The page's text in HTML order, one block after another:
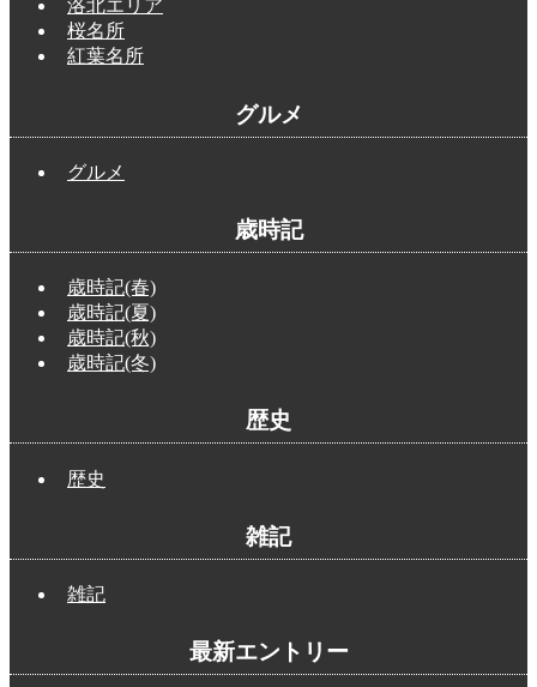
洛北エリア
桜名所
紅葉名所
グルメ
グルメ
歳時記
歳時記(春)
歳時記(夏)
歳時記(秋)
歳時記(冬)
歴史
歴史
雑記
雑記
最新エントリー